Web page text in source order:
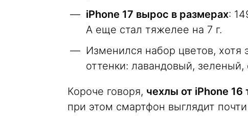
iPhone 17 вырос в размерах:
А еще стал тяжелее на 7 г.
Изменился набор цветов, хотя
оттенки: лавандовый,
Короче говоря, чехлы от iPhone 16
при этом смартфон выглядит